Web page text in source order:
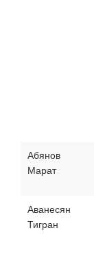
Абянов
Марат
Аванесян
Тигран